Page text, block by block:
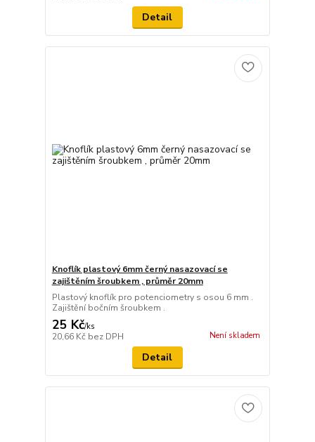
Detail
Knoflík plastový 6mm černý nasazovací se
zajištěním šroubkem , průměr 20mm
Plastový knoflík pro potenciometry s osou 6 mm .
Zajištění bočním šroubkem .
25 Kč/ks
20,66 Kč bez DPH Není skladem
Detail